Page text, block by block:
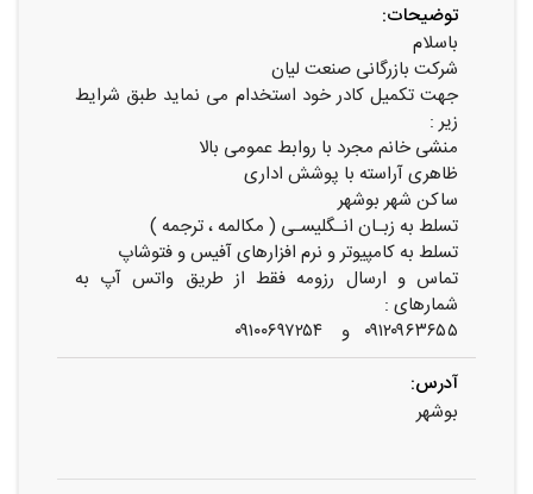
توضیحات:
باسلام
شرکت بازرگانی صنعت لیان
جهت تکمیل کادر خود استخدام می نماید طبق شرایط
زیر :
منشی خانم مجرد با روابط عمومی بالا
ظاهری آراسته با پوشش اداری
ساکن شهر بوشهر
تسلط به زبـان انـگلیسـی ( مکالمه ، ترجمه )
تسلط به کامپیوتر و نرم افزارهای آفیس و فتوشاپ
تماس و ارسال رزومه فقط از طریق واتس آپ به
شمارهای :
۰۹۱۲۰۹۶۳۶۵۵ و ۰۹۱۰۰۶۹۷۲۵۴
آدرس:
بوشهر